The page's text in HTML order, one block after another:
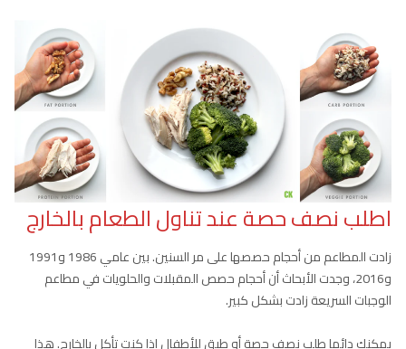
اطلب نصف حصة عند تناول الطعام بالخارج
زادت المطاعم من أحجام حصصها على مر السنين. بين عامي 1986 و1991
و2016، وجدت الأبحاث أن أحجام حصص المقبلات والحلويات في مطاعم
الوجبات السريعة زادت بشكل كبير.
يمكنك دائما طلب نصف حصة أو طبق للأطفال إذا كنت تأكل بالخارج. هذا